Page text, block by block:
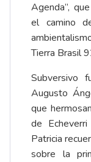
Agenda”,
el camino
Tierra Brasil
Subversivo
Augusto
que
de
Patricia
sobre la